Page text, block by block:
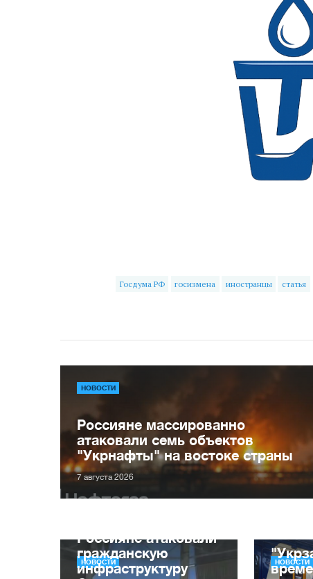
Госдума РФ госизмена иностранцы статья
НОВОСТИ
Россияне массированно
атаковали семь объектов
"Укрнафты" на востоке страны
7 августа 2026
НОВОСТИ
Россияне атаковали
гражданскую
инфраструктуру
НОВОСТИ